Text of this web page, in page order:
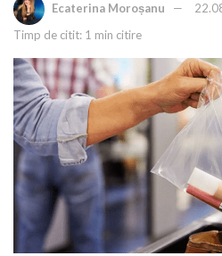
Ecaterina Moroșanu
Timp de citit: 1 min citire